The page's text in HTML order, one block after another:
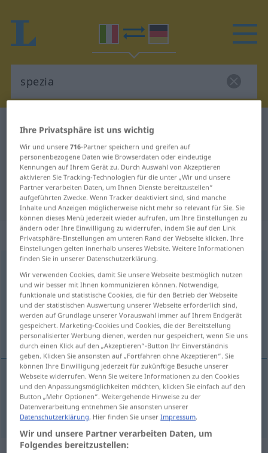
Italienisch-Deutsch Wörterbuch
Italienisch-Deutsch Übersetzung
für "spezia"
"spezia" Deutsch Übersetzung
„spezia“: femminile
Übersicht aller Übersetzungen
(Für mehr Details die Übersetzung anklicken/antippen)
Gewürz
Gewürzn spezia
Ihre Privatsphäre ist uns wichtig
Wir und unsere716-Partner speichern und greifen auf
personenbezogene Daten wie Browserdaten oder eindeutige
Kennungen auf Ihrem Gerät zu. Durch Auswahl von Akzeptieren
aktivieren Sie Tracking-Technologien für die unter „Wir und unsere
Partner verarbeiten Daten, um Ihnen Dienste bereitzustellen“
aufgeführten Zwecke. Wenn Tracker deaktiviert sind, sind manche
Inhalte und Anzeigen möglicherweise nicht mehr so relevant für Sie. Sie
können dieses Menü jederzeit wieder aufrufen, um Ihre Einstellungen zu
ändern oder Ihre Einwilligung zu widerrufen, indem Sie auf den Link
Privatsphäre-Einstellungen am unteren Rand der Webseite klicken. Ihre
Einstellungen gelten innerhalb unseres Website. Weitere Informationen
finden Sie in unserer Datenschutzerklärung.
Wir verwenden Cookies, damit Sie unsere Webseite bestmöglich nutzen
und wir besser mit Ihnen kommunizieren können. Notwendige,
funktionale und statistische Cookies, die für den Betrieb der Webseite
und der statistischen Auswertung unserer Webseite erforderlich sind,
werden auf Grundlage unserer Vorauswahl immer auf Ihrem Endgerät
gespeichert. Marketing-Cookies und Cookies, die der Bereitstellung
personalisierter Werbung dienen, werden nur gespeichert, wenn Sie uns
durch einen Klick auf den „Akzeptieren“-Button Ihr Einverständnis
geben. Klicken Sie ansonsten auf „Fortfahren ohne Akzeptieren“. Sie
können Ihre Einwilligung jederzeit für zukünftige Besuche unserer
Webseite widerrufen. Wenn Sie weitere Informationen zu den Cookies
und den Anpassungsmöglichkeiten möchten, klicken Sie einfach auf den
Button „Mehr Optionen“. Weitergehende Hinweise zu der
Datenverarbeitung entnehmen Sie ansonsten unserer
Datenschutzerklärung. Hier finden Sie unserImpressum.
Wir und unsere Partner verarbeiten Daten, um
Folgendes bereitzustellen: